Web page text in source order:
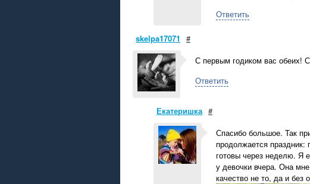
Ответить
skelpa17071 #
С первым годиком вас обеих!
Ответить
Екатеришка #
Спасибо большое. Так
продолжается
готовы через неделю. Я
у девочки вчера. Она
качество не то, да и без